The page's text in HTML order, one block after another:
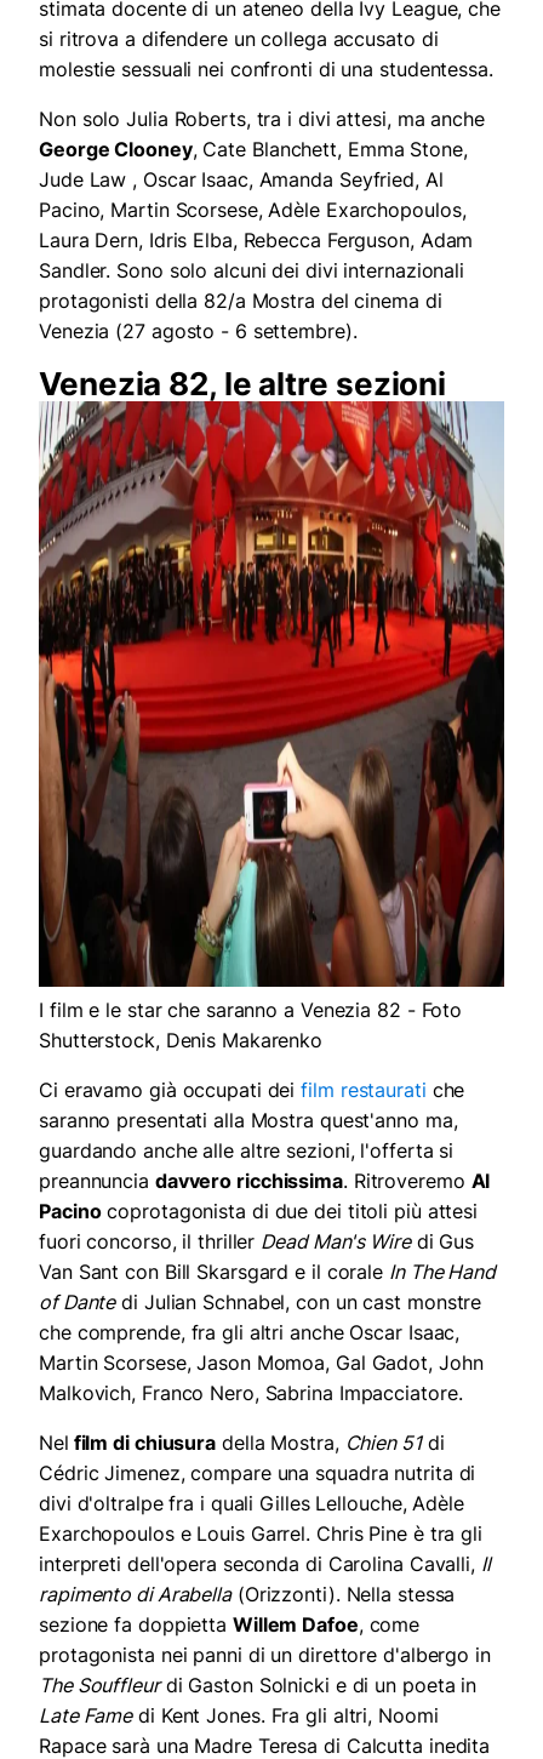
stimata docente di un ateneo della Ivy League, che
si ritrova a difendere un collega accusato di
molestie sessuali nei confronti di una studentessa.
Non solo Julia Roberts, tra i divi attesi, ma anche
George Clooney, Cate Blanchett, Emma Stone,
Jude Law , Oscar Isaac, Amanda Seyfried, Al
Pacino, Martin Scorsese, Adèle Exarchopoulos,
Laura Dern, Idris Elba, Rebecca Ferguson, Adam
Sandler. Sono solo alcuni dei divi internazionali
protagonisti della 82/a Mostra del cinema di
Venezia (27 agosto - 6 settembre).
Venezia 82, le altre sezioni
I film e le star che saranno a Venezia 82 - Foto
Shutterstock, Denis Makarenko
Ci eravamo già occupati deifilm restaurati che
saranno presentati alla Mostra quest'anno ma,
guardando anche alle altre sezioni, l'offerta si
preannuncia davvero ricchissima. Ritroveremo Al
Pacinocoprotagonista di due dei titoli più attesi
fuori concorso, il thriller Dead Man's Wiredi Gus
Van Sant con Bill Skarsgard e il corale In The Hand
of Dantedi Julian Schnabel, con un cast monstre
che comprende, fra gli altri anche Oscar Isaac,
Martin Scorsese, Jason Momoa, Gal Gadot, John
Malkovich, Franco Nero, Sabrina Impacciatore.
Nel film di chiusura della Mostra, Chien 51di
Cédric Jimenez, compare una squadra nutrita di
divi d'oltralpe fra i quali Gilles Lellouche, Adèle
Exarchopoulos e Louis Garrel. Chris Pine è tra gli
interpreti dell'opera seconda di Carolina Cavalli, Il
rapimento di Arabella(Orizzonti). Nella stessa
sezione fa doppietta Willem Dafoe, come
protagonista nei panni di un direttore d'albergo in
The Souffleurdi Gaston Solnicki e di un poeta in
Late Famedi Kent Jones. Fra gli altri, Noomi
Rapace sarà una Madre Teresa di Calcutta inedita